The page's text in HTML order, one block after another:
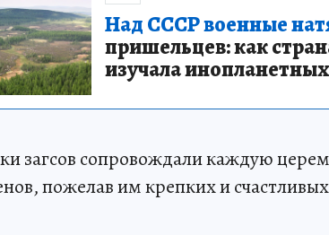
Над СССР военные
пришельцев: как
изучала
загсов сопровождали каждую
пожелав им крепких и